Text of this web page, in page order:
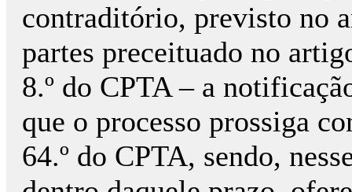
contraditório, previsto no
partes preceituado no
8.º do CPTA – a
que o processo prossiga
64.º do CPTA, sendo,